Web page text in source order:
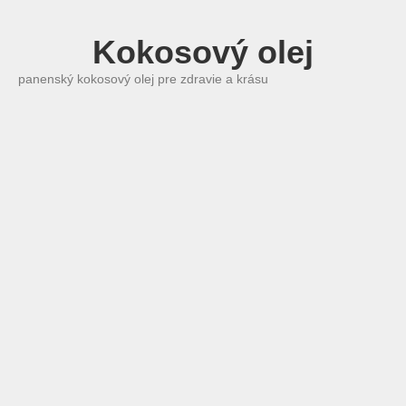
Kokosový olej
panenský kokosový olej pre zdravie a krásu